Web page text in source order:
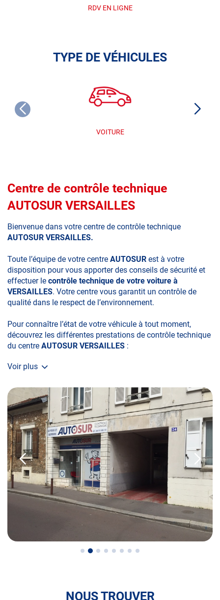
RDV EN LIGNE
TYPE DE VÉHICULES
VOITURE
Centre de contrôle technique
AUTOSUR VERSAILLES
Bienvenue dans votre centre de contrôle technique
AUTOSUR VERSAILLES.
Toute l’équipe de votre centre AUTOSUR est à votre
disposition pour vous apporter des conseils de sécurité et
effectuer le contrôle technique de votre voiture à
VERSAILLES. Votre centre vous garantit un contrôle de
qualité dans le respect de l’environnement.
Pour connaître l’état de votre véhicule à tout moment,
découvrez les différentes prestations de contrôle technique
du centre AUTOSUR VERSAILLES :
• le contrôle technique obligatoire
• la contre-visite
• le contrôle pollution
• le contrôle des véhicules hybrides ou électriques
• le contrôle technique des véhicules GPL/Gaz*
• le contrôle de la Catégorie L (moto, scooter, mobylette, 3
roues, quad, voiturette, voiture sans permis)
• le pré-contrôle contrôle technique ou contrôle technique
N’attendez plus pour votre sécurité et faire vérifier votre
véhicule : Prenez RDV dans votrecentre de contrôle
Voir plus
NOUS TROUVER